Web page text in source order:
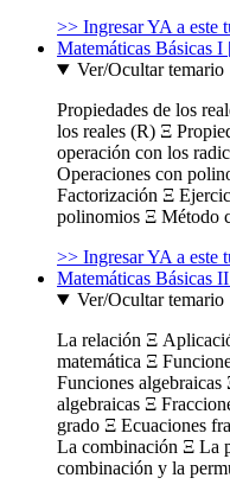
>> Ingresar YA a este
Matemáticas Básicas I
Ver/Ocultar temario
Propiedades de los
los reales (R) Ξ
operación con los
Operaciones con
Factorización Ξ
polinomios Ξ Método
>> Ingresar YA a este
Matemáticas Básicas
Ver/Ocultar temario
La relación Ξ
matemática Ξ
Funciones
algebraicas Ξ
grado Ξ Ecuaciones
La combinación Ξ La
combinación y la